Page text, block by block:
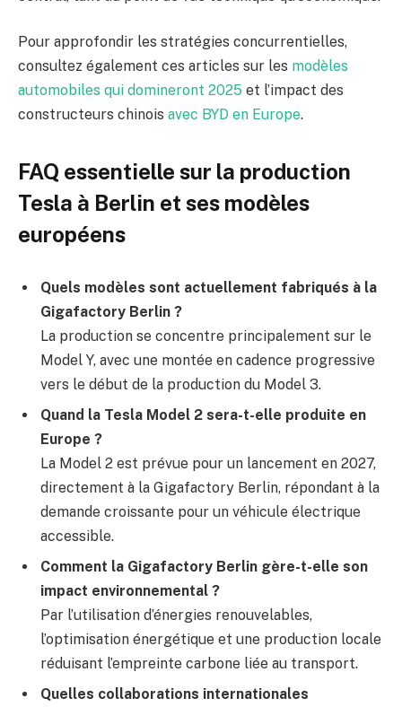
Pour approfondir les stratégies concurrentielles,
consultez également ces articles sur les modèles
automobiles qui domineront 2025 et l’impact des
constructeurs chinois avec BYD en Europe.
FAQ essentielle sur la production
Tesla à Berlin et ses modèles
européens
Quels modèles sont actuellement fabriqués à la
Gigafactory Berlin ?
La production se concentre principalement sur le
Model Y, avec une montée en cadence progressive
vers le début de la production du Model 3.
Quand la Tesla Model 2 sera-t-elle produite en
Europe ?
La Model 2 est prévue pour un lancement en 2027,
directement à la Gigafactory Berlin, répondant à la
demande croissante pour un véhicule électrique
accessible.
Comment la Gigafactory Berlin gère-t-elle son
impact environnemental ?
Par l’utilisation d’énergies renouvelables,
l’optimisation énergétique et une production locale
réduisant l’empreinte carbone liée au transport.
Quelles collaborations internationales